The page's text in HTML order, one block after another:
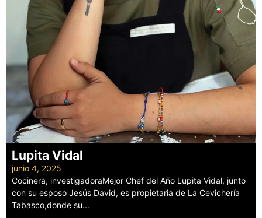
Lupita Vidal
junio 4, 2025
Cocinera, investigadoraMejor Chef del Año Lupita Vidal, junto
con su esposo Jesús David, es propietaria de La Cevichería
Tabasco,donde su...